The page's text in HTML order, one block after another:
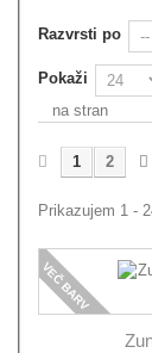
Razvrsti po
Pokaži
na stran
1 2
Prikazujem 1 -
VEČ BARV